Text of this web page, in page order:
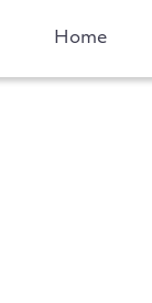
Home